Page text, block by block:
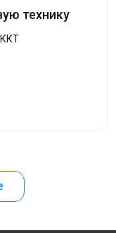
технику
ККТ